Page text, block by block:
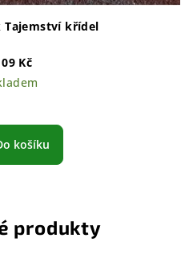
Tajemství křídel
Kč
košíku
produkty